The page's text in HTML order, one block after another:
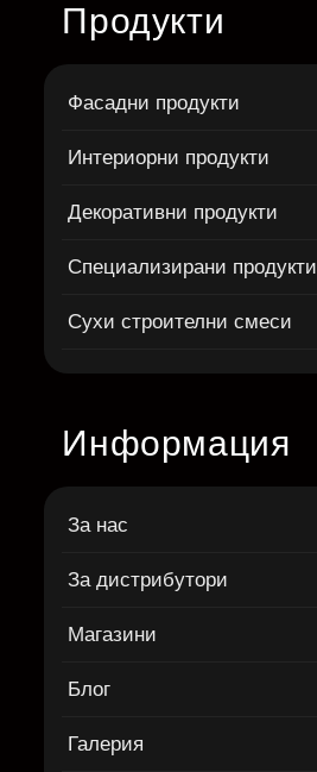
Продукти
Фасадни продукти
Интериорни продукти
Декоративни продукти
Специализирани продукти
Сухи строителни смеси
Информация
За нас
За дистрибутори
Магазини
Блог
Галерия